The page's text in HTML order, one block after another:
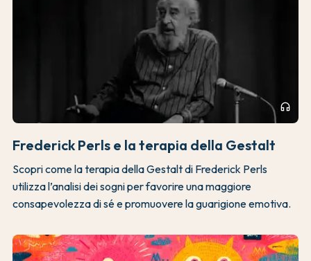
headphones
Frederick Perls e la terapia della Gestalt
Scopri come la terapia della Gestalt di Frederick Perls
utilizza l’analisi dei sogni per favorire una maggiore
consapevolezza di sé e promuovere la guarigione emotiva.